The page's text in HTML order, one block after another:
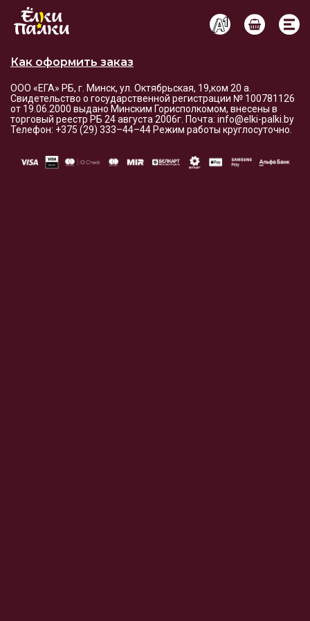
Условия оплаты и доставки
Как оформить заказ
ООО «ЕГА» РБ, г. Минск, ул. Октябрьская, 19,ком 20 а.
Свидетельство о государственной регистрации № 100781126
от 19.06.2000 выдано Минским Горисполкомом, внесены в
торговый реестр РБ 24 августа 2006г. Почта: info@elki-palki.by
Телефон: +375 (29) 333–44–44 Режим работы круглосуточно.